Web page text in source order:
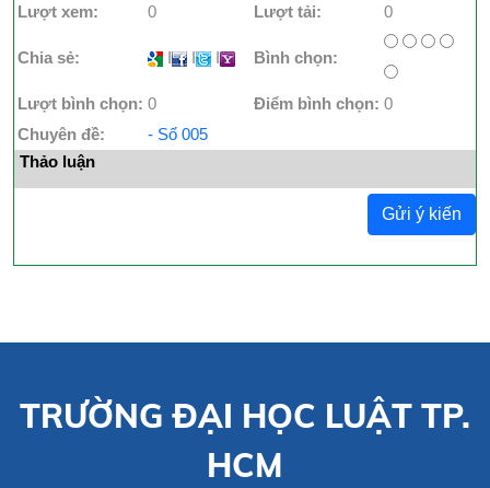
Lượt xem: 0 Lượt tải: 0
Chia sẻ: I I I Bình chọn:
Lượt bình chọn: 0 Điểm bình chọn: 0
Chuyên đề:
- Số 005
Thảo luận
Gửi ý kiến
TRƯỜNG ĐẠI HỌC LUẬT TP.
HCM